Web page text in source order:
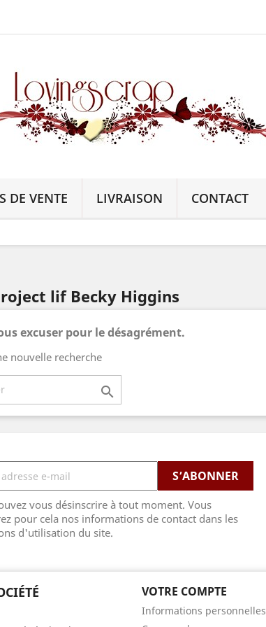
DE VENTE LIVRAISON CONTACT
lif Becky Higgins
excuser pour le désagrément.
nouvelle recherche

vous désinscrire à tout moment. Vous
pour cela nos informations de contact dans les
d'utilisation du site.
VOTRE COMPTE
Informations personnelles